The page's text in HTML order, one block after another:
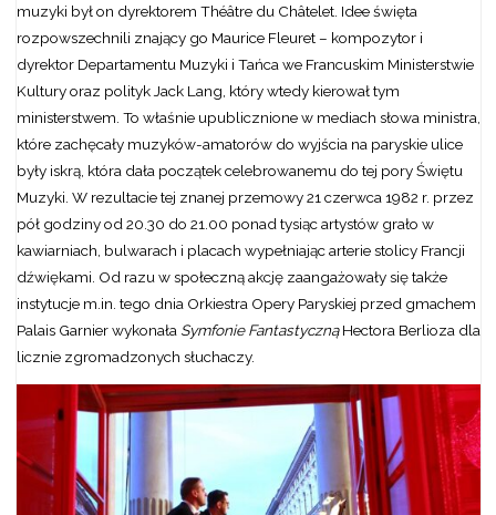
muzyki był on dyrektorem Théâtre du Châtelet. Idee święta
rozpowszechnili znający go Maurice Fleuret – kompozytor i
dyrektor Departamentu Muzyki i Tańca we Francuskim Ministerstwie
Kultury oraz polityk Jack Lang, który wtedy kierował tym
ministerstwem. To właśnie upublicznione w mediach słowa ministra,
które zachęcały muzyków-amatorów do wyjścia na paryskie ulice
były iskrą, która dała początek celebrowanemu do tej pory Świętu
Muzyki. W rezultacie tej znanej przemowy 21 czerwca 1982 r. przez
pół godziny od 20.30 do 21.00 ponad tysiąc artystów grało w
kawiarniach, bulwarach i placach wypełniając arterie stolicy Francji
dźwiękami. Od razu w społeczną akcję zaangażowały się także
instytucje m.in. tego dnia Orkiestra Opery Paryskiej przed gmachem
Palais Garnier wykonała Symfonie FantastycznąHectora Berlioza dla
licznie zgromadzonych słuchaczy.